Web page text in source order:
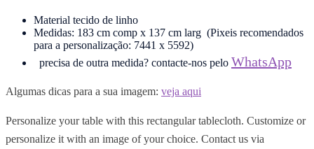
Material tecido de linho
Medidas: 183 cm comp x 137 cm larg (Pixeis recomendados
para a personalização: 7441 x 5592)
precisa de outra medida? contacte-nos pelo WhatsApp
Algumas dicas para a sua imagem: veja aqui
Personalize your table with this rectangular tablecloth. Customize or
personalize it with an image of your choice. Contact us via